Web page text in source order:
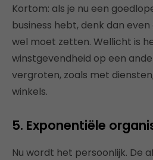
Kortom: als je nu een
business hebt, denk dan
wel moet zetten. Wellicht is
winstgevendheid op een
vergroten, zoals met
winkels.
5. Exponentiële
Nu wordt het persoonlijk. De